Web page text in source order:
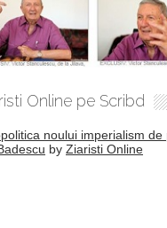
Online pe Scribd
noului imperialism de
by Ziaristi Online